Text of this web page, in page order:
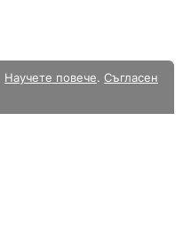
Научете повече. Съгласен